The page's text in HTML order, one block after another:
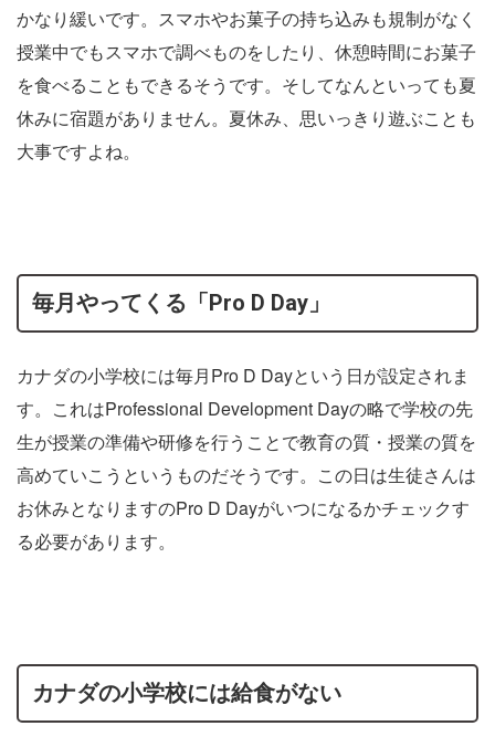
かなり緩いです。スマホやお菓子の持ち込みも規制がなく
授業中でもスマホで調べものをしたり、休憩時間にお菓子
を食べることもできるそうです。そしてなんといっても夏
休みに宿題がありません。夏休み、思いっきり遊ぶことも
大事ですよね。
毎月やってくる「Pro D Day」
カナダの小学校には毎月Pro D Dayという日が設定されま
す。これはProfessional Development Dayの略で学校の先
生が授業の準備や研修を行うことで教育の質・授業の質を
高めていこうというものだそうです。この日は生徒さんは
お休みとなりますのPro D Dayがいつになるかチェックす
る必要があります。
カナダの小学校には給食がない